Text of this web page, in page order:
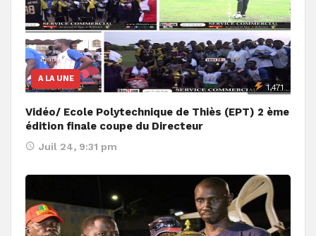
A LA UNE
1,471
Vidéo/ Ecole Polytechnique de Thiès (EPT) 2 ème
édition finale coupe du Directeur
Juil 24, 9:31 pm